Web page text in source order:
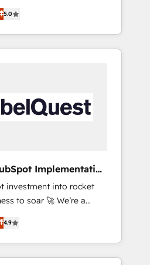
Excellence
- Platform Excellence
professionals. 100s of
with
so your team can
to our
and team training • CRM
centred operations
- the AI management
our AI governance
Ready for the
(𝘸𝘦'𝘳𝘦 𝘴𝘶𝘱𝘦𝘳
5.0
Implementation
investment into rocket
soar 🚀 We’re a
HubSpot experts ready
environments,
got and make sure you
4.9